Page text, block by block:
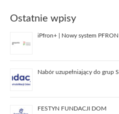
Ostatnie wpisy
iPfron+ | Nowy system PFRON
Nabór uzupełniający do grup SI
FESTYN FUNDACJI DOM